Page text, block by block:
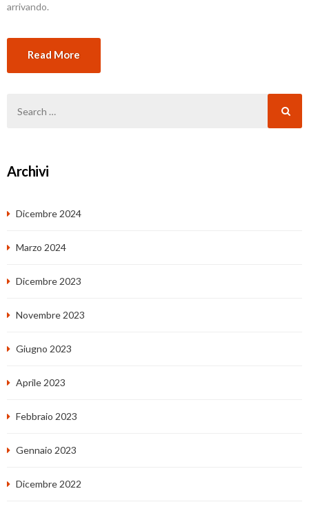
arrivando.
Read More
Archivi
Dicembre 2024
Marzo 2024
Dicembre 2023
Novembre 2023
Giugno 2023
Aprile 2023
Febbraio 2023
Gennaio 2023
Dicembre 2022